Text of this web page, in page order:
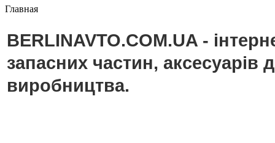
Главная
BERLINAVTO.COM.UA -
запасних частин, аксесуарів
виробництва.